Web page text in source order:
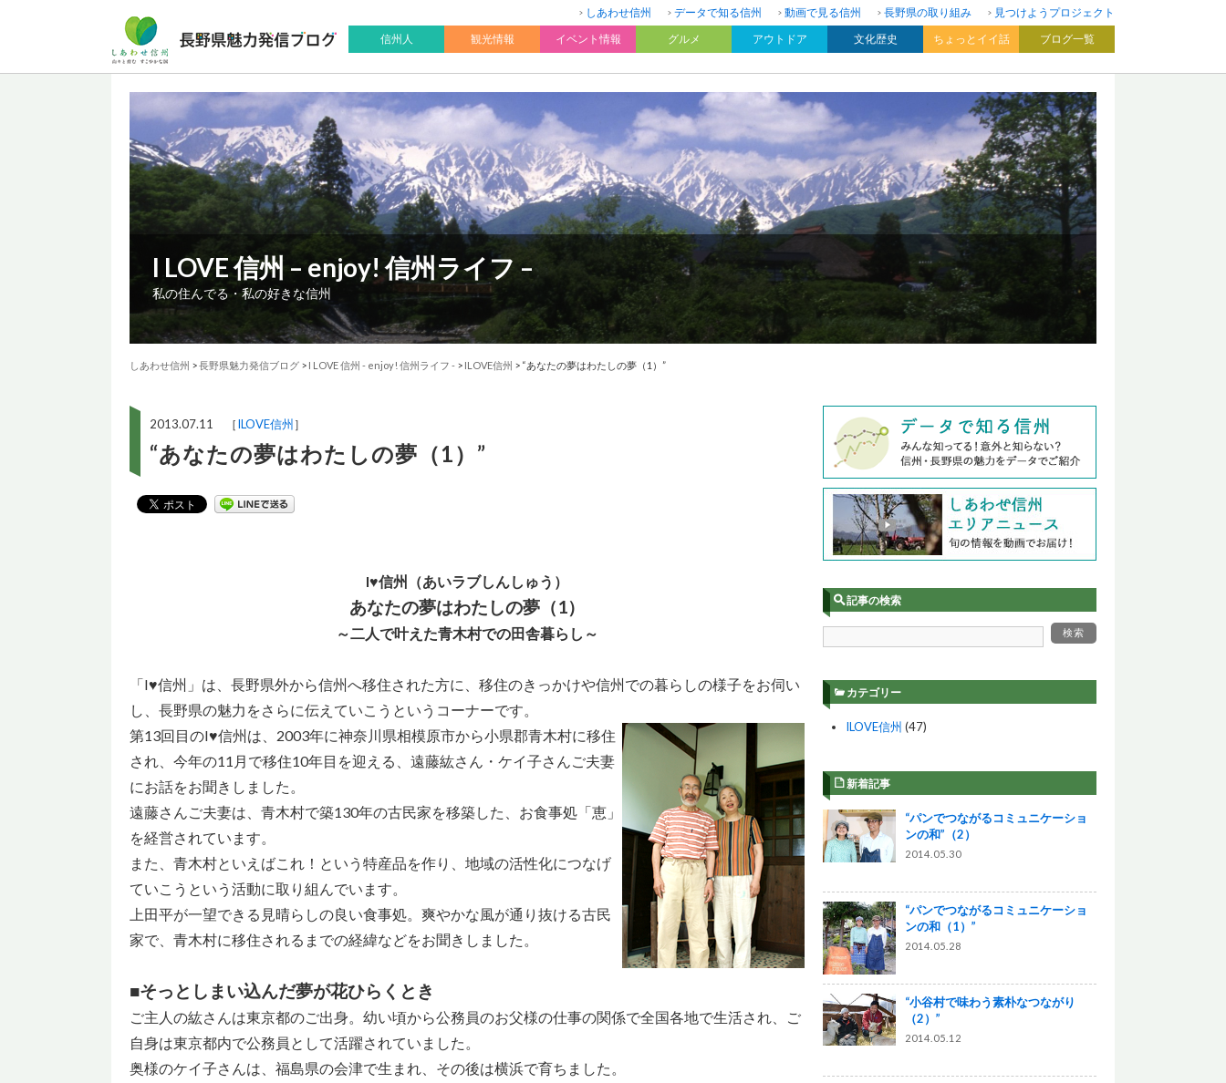
しあわせ信州 データで知る信州 動画で見る信州 長野県の取り組み
見つけようプロジェクト
信州人
観光情報 イベント情報 グルメ アウトドア 文化歴史 ちょっとイイ話 ブログ一覧
I LOVE 信州 – enjoy! 信州ライフ –
私の住んでる・私の好きな信州
しあわせ信州 >長野県魅力発信ブログ > I LOVE 信州 - enjoy! 信州ライフ - > ILOVE信州 > “あなたの夢はわたしの夢（1）”
2013.07.11 ［ILOVE信州］
“あなたの夢はわたしの夢（1）”
I♥信州（あいラブしんしゅう）
あなたの夢はわたしの夢（1）
～二人で叶えた青木村での田舎暮らし～
「I♥信州」は、長野県外から信州へ移住された方に、移住のきっかけや信州での暮らしの様子をお伺い
し、長野県の魅力をさらに伝えていこうというコーナーです。
第13回目のI♥信州は、2003年に神奈川県相模原市から小県郡青木村に移住
され、今年の11月で移住10年目を迎える、遠藤紘さん・ケイ子さんご夫妻
にお話をお聞きしました。
遠藤さんご夫妻は、青木村で築130年の古民家を移築した、お食事処「恵」
を経営されています。
また、青木村といえばこれ！という特産品を作り、地域の活性化につなげ
ていこうという活動に取り組んでいます。
上田平が一望できる見晴らしの良い食事処。爽やかな風が通り抜ける古民
家で、青木村に移住されるまでの経緯などをお聞きしました。
■そっとしまい込んだ夢が花ひらくとき
ご主人の紘さんは東京都のご出身。幼い頃から公務員のお父様の仕事の関係で全国各地で生活され、ご
自身は東京都内で公務員として活躍されていました。
奥様のケイ子さんは、福島県の会津で生まれ、その後は横浜で育ちました。
記事の検索
カテゴリー
ILOVE信州 (47)
新着記事
“パンでつながるコミュニケーショ
ンの和”（2）
2014.05.30
“パンでつながるコミュニケーショ
ンの和（1）”
2014.05.28
“小谷村で味わう素朴なつながり
（2）”
2014.05.12